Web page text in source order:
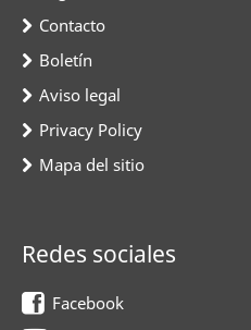
Contacto
Boletín
Aviso legal
Privacy Policy
Mapa del sitio
Redes sociales
Facebook